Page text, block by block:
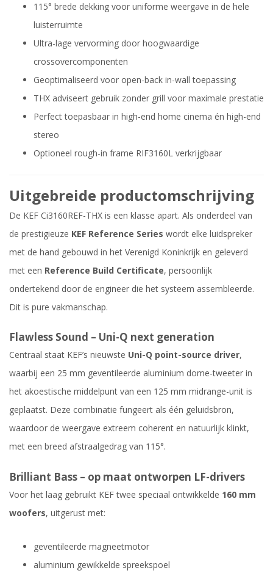
115° brede dekking voor uniforme weergave in de hele
luisterruimte
Ultra-lage vervorming door hoogwaardige
crossovercomponenten
Geoptimaliseerd voor open-back in-wall toepassing
THX adviseert gebruik zonder grill voor maximale prestatie
Perfect toepasbaar in high-end home cinema én high-end
stereo
Optioneel rough-in frame RIF3160L verkrijgbaar
Uitgebreide productomschrijving
De KEF Ci3160REF-THX is een klasse apart. Als onderdeel van
de prestigieuze KEF Reference Series wordt elke luidspreker
met de hand gebouwd in het Verenigd Koninkrijk en geleverd
met een Reference Build Certificate, persoonlijk
ondertekend door de engineer die het systeem assembleerde.
Dit is pure vakmanschap.
Flawless Sound – Uni-Q next generation
Centraal staat KEF’s nieuwste Uni-Q point-source driver,
waarbij een 25 mm geventileerde aluminium dome-tweeter in
het akoestische middelpunt van een 125 mm midrange-unit is
geplaatst. Deze combinatie fungeert als één geluidsbron,
waardoor de weergave extreem coherent en natuurlijk klinkt,
met een breed afstraalgedrag van 115°.
Brilliant Bass – op maat ontworpen LF-drivers
Voor het laag gebruikt KEF twee speciaal ontwikkelde 160 mm
woofers, uitgerust met:
geventileerde magneetmotor
aluminium gewikkelde spreekspoel